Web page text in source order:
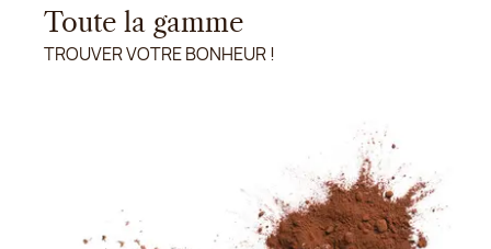
Toute la gamme
TROUVER VOTRE BONHEUR !